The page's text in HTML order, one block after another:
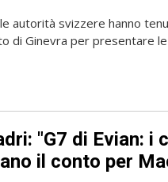
autorità svizzere hanno
di Ginevra per presentare
"G7 di Evian: i
il conto per